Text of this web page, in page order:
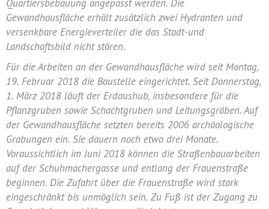
Quartiersbebauung angepasst werden. Die
Gewandhausfläche erhält zusätzlich zwei Hydranten und
versenkbare Energieverteiler die das Stadt-und
Landschaftsbild nicht stören.
Für die Arbeiten an der Gewandhausfläche wird seit Montag,
19. Februar 2018 die Baustelle eingerichtet. Seit Donnerstag,
1. März 2018 läuft der Erdaushub, insbesondere für die
Pflanzgruben sowie Schachtgruben und Leitungsgräben. Auf
der Gewandhausfläche setzten bereits 2006 archäologische
Grabungen ein. Sie dauern noch etwa drei Monate.
Voraussichtlich im Juni 2018 können die Straßenbauarbeiten
auf der Schuhmachergasse und entlang der Frauenstraße
beginnen. Die Zufahrt über die Frauenstraße wird stark
eingeschränkt bis unmöglich sein. Zu Fuß ist der Zugang zu